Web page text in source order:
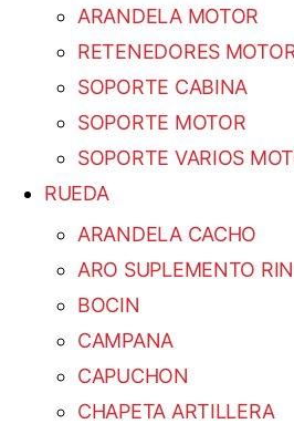
ARANDELA MOTOR
RETENEDORES
SOPORTE CABINA
SOPORTE MOTOR
SOPORTE VARIOS
RUEDA
ARANDELA CACHO
ARO SUPLEMENTO RIN
BOCIN
CAMPANA
CAPUCHON
CHAPETA ARTILLERA